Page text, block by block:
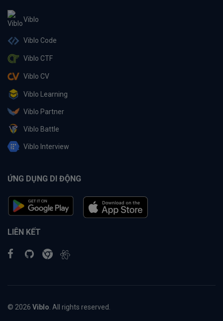
Viblo
Viblo Code
Viblo CTF
Viblo CV
Viblo Learning
Viblo Partner
Viblo Battle
Viblo Interview
ỨNG DỤNG DI ĐỘNG
LIÊN KẾT
© 2026 Viblo . All rights reserved.